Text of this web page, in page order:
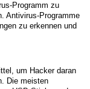
Programm zu
Antivirus-Programme
zu erkennen und
um Hacker daran
Die meisten